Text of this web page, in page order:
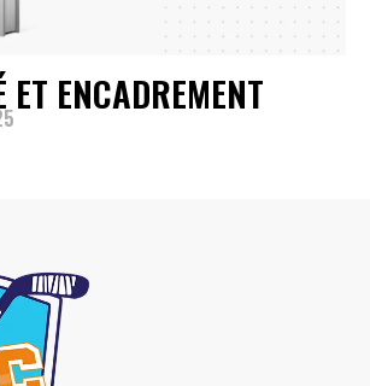
ET ENCADREMENT